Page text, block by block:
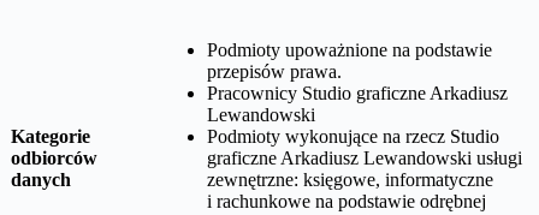
Kategorie
odbiorców
danych
Podmioty upoważnione na podstawie
przepisów prawa.
Pracownicy Studio graficzne Arkadiusz
Lewandowski
Podmioty wykonujące na rzecz Studio
graficzne Arkadiusz Lewandowski usługi
zewnętrzne: księgowe, informatyczne
i rachunkowe na podstawie odrębnej